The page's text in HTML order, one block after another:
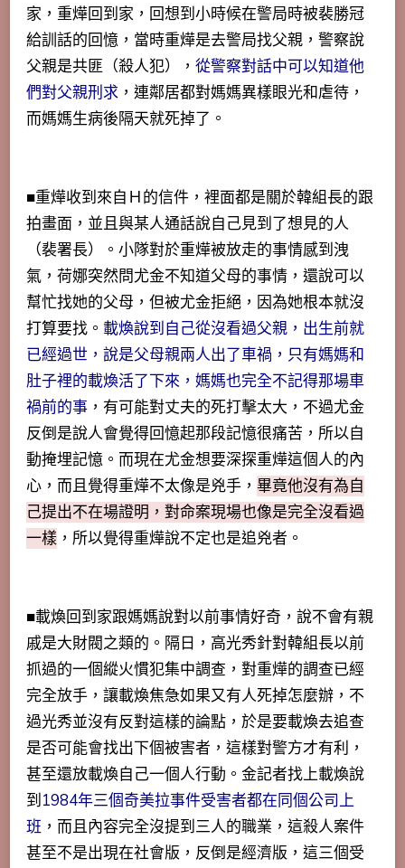
家，重燁回到家，回想到小時候在警局時被裴勝冠
給訓話的回憶，當時重燁是去警局找父親，警察說
父親是共匪（殺人犯）， 從警察對話中可以知道他
們對父親刑求 ，連鄰居都對媽媽異樣眼光和虐待，
而媽媽生病後隔天就死掉了。
■重燁收到來自Ｈ的信件，裡面都是關於韓組長的跟
拍畫面，並且與某人通話說自己見到了想見的人
（裴署長）。小隊對於重燁被放走的事情感到洩
氣，荷娜突然問尤金不知道父母的事情，還說可以
幫忙找她的父母，但被尤金拒絕，因為她根本就沒
打算要找。 載煥說到自己從沒看過父親，出生前就
已經過世，說是父母親兩人出了車禍，只有媽媽和
肚子裡的載煥活了下來，媽媽也完全不記得那場車
禍前的事 ，有可能對丈夫的死打擊太大，不過尤金
反倒是說人會覺得回憶起那段記憶很痛苦，所以自
動掩埋記憶。而現在尤金想要深探重燁這個人的內
心，而且覺得重燁不太像是兇手， 畢竟他沒有為自
己提出不在場證明，對命案現場也像是完全沒看過
一樣 ，所以覺得重燁說不定也是追兇者。
■載煥回到家跟媽媽說對以前事情好奇，說不會有親
戚是大財閥之類的。隔日，高光秀針對韓組長以前
抓過的一個縱火慣犯集中調查，對重燁的調查已經
完全放手，讓載煥焦急如果又有人死掉怎麼辦，不
過光秀並沒有反對這樣的論點，於是要載煥去追查
是否可能會找出下個被害者，這樣對警方才有利，
甚至還放載煥自己一個人行動。金記者找上載煥說
到1984年三個奇美拉事件受害者都在同個公司上
班 ，而且內容完全沒提到三人的職業，這殺人案件
甚至不是出現在社會版，反倒是經濟版，這三個受